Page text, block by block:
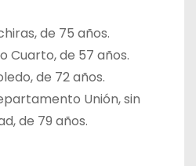
de 75 años.
Cuarto, de 57 años.
de 72 años.
Unión, sin
de 79 años.